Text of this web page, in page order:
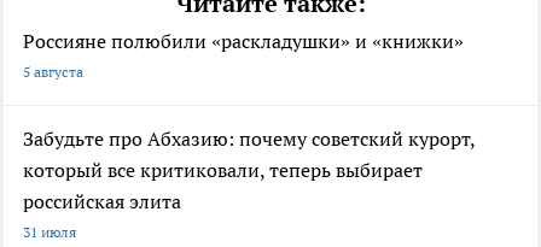
Россияне полюбили «раскладушки» и «книжки»
5 августа
Забудьте про Абхазию: почему советский курорт,
который все критиковали, теперь выбирает
российская элита
31 июля